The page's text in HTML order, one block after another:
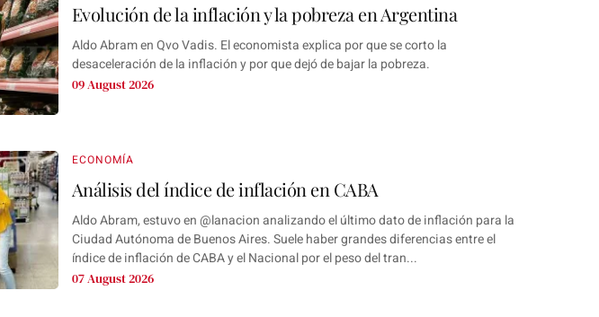
Evolución de la inflación y la pobreza en Argentina
Aldo Abram en Qvo Vadis. El economista explica por que se corto la
desaceleración de la inflación y por que dejó de bajar la pobreza.
09 August 2026
ECONOMÍA
Análisis del índice de inflación en CABA
Aldo Abram, estuvo en ‪@lanacion‬ analizando el último dato de inflación para la
Ciudad Autónoma de Buenos Aires. Suele haber grandes diferencias entre el
índice de inflación de CABA y el Nacional por el peso del tran...
07 August 2026